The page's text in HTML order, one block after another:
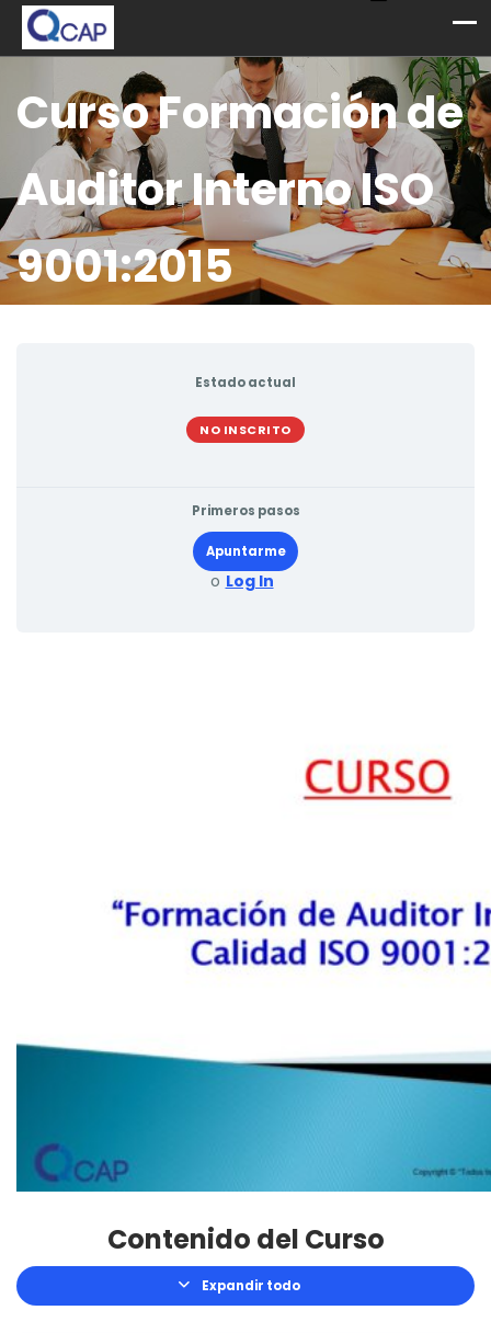
Curso Formación de
Auditor Interno ISO
9001:2015
Estado actual
NO INSCRITO
Primeros pasos
Apuntarme
o Log In
Contenido del Curso
Expandir todo
Lecciones